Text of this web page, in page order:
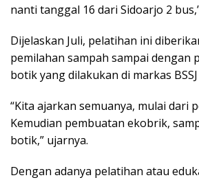
nanti tanggal 16 dari Sidoarjo 2
Dijelaskan Juli, pelatihan ini
pemilahan sampah sampai dengan
botik yang dilakukan di markas
“Kita ajarkan semuanya, mulai dari
Kemudian pembuatan ekobrik,
botik,” ujarnya.
Dengan adanya pelatihan atau